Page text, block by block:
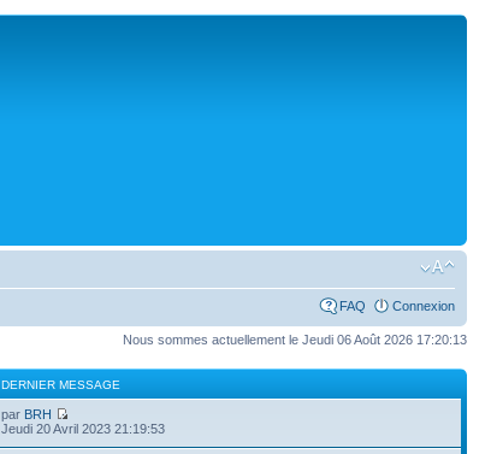
FAQ Connexion
Nous sommes actuellement le Jeudi 06 Août 2026 17:20:13
DERNIER MESSAGE
par BRH
Jeudi 20 Avril 2023 21:19:53